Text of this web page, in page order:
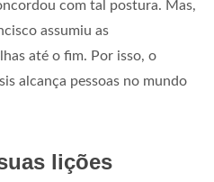
com tal postura. Mas,
assumiu as
até o fim. Por isso, o
alcança pessoas no mundo
lições